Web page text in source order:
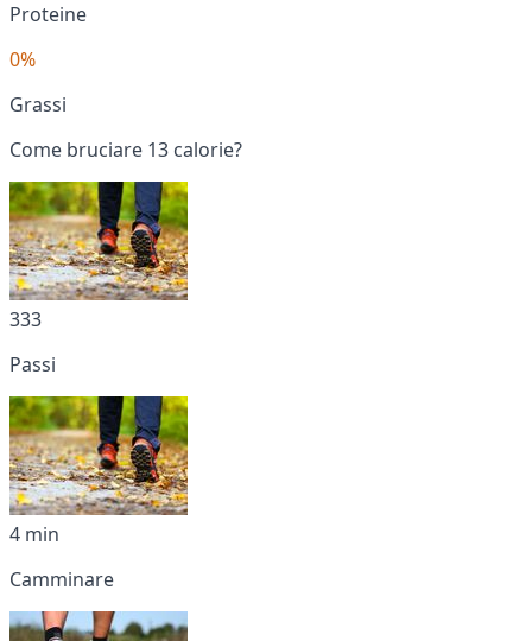
Proteine
0%
Grassi
Come bruciare 13 calorie?
333
Passi
4 min
Camminare